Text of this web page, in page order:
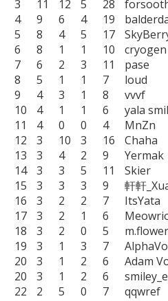
3	11	12	5	28	forsooth
4	9	6	4	19	balderdash
5	8	4	5	17	SkyBerryFields
6	8	1	1	10	cryogen
7	6	2	3	11	pase
8	5	1	1	7	loud
9	4	3	1	8	vvvf
10	4	1	1	6	yala smilez :D
11	4	0	0	4	MnZn
12	3	10	3	16	Chaha
13	3	4	2	9	Yermak
14	3	3	5	11	Skier
15	3	3	3	9	軒軒_Xuan
16	3	2	2	7	ItsYata
17	3	2	1	6	Meowrio Pro Gamer 😼
18	3	2	0	5	m.flower
19	3	1	3	7	AlphaVorteX
20	3	1	2	6	Adam Vorpahl
20	3	1	2	6	smiley_eff
22	2	5	0	7	qqwref